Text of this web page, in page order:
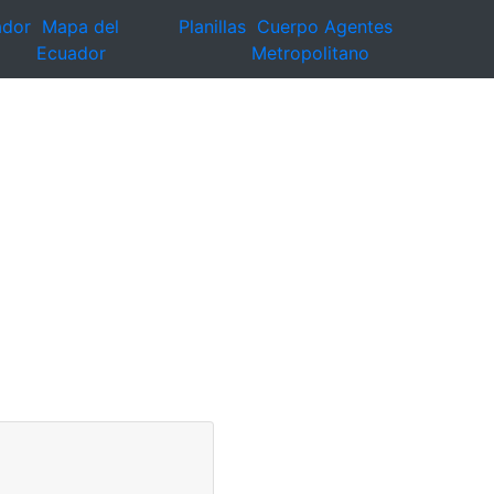
Mapa del
Ecuador
Planillas Cuerpo Agentes
Metropolitano